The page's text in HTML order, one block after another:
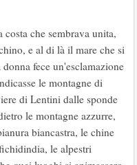
che sembrava unita,
e al di là il mare che si
fece un'esclamazione
le montagne di
di Lentini dalle sponde
le montagne azzurre,
biancastra, le chine
le alpestri